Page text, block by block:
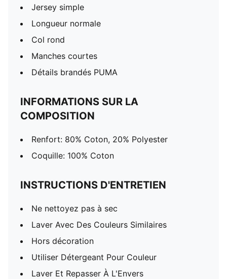
Jersey simple
Longueur normale
Col rond
Manches courtes
Détails brandés PUMA
INFORMATIONS SUR LA
COMPOSITION
Renfort: 80% Coton, 20% Polyester
Coquille: 100% Coton
INSTRUCTIONS D'ENTRETIEN
Ne nettoyez pas à sec
Laver Avec Des Couleurs Similaires
Hors décoration
Utiliser Détergeant Pour Couleur
Laver Et Repasser À L'Envers